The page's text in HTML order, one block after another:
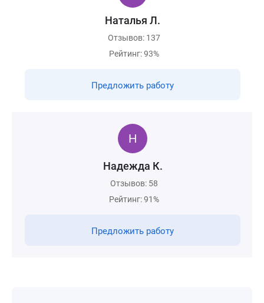
Наталья Л.
Отзывов: 137
Рейтинг: 93%
Предложить работу
Надежда К.
Отзывов: 58
Рейтинг: 91%
Предложить работу